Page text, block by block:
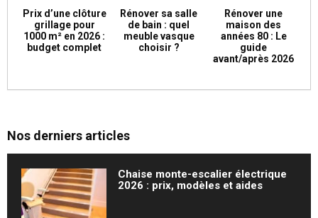
Prix d’une clôture
grillage pour
1000 m² en 2026 :
budget complet
Rénover sa salle
de bain : quel
meuble vasque
choisir ?
Rénover une
maison des
années 80 : Le
guide
avant/après 2026
Nos derniers articles
Chaise monte-escalier électrique
2026 : prix, modèles et aides